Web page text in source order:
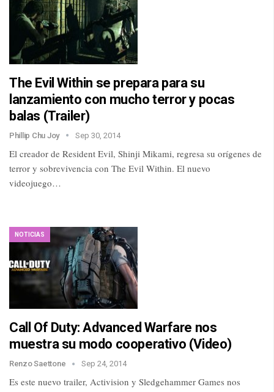
The Evil Within se prepara para su
lanzamiento con mucho terror y pocas
balas (Trailer)
Phillip Chu Joy Sep 30, 2014
El creador de Resident Evil, Shinji Mikami, regresa su orígenes de
terror y sobrevivencia con The Evil Within. El nuevo
videojuego…
NOTICIAS
Call Of Duty: Advanced Warfare nos
muestra su modo cooperativo (Video)
Renzo Saettone Sep 24, 2014
Es este nuevo trailer, Activision y Sledgehammer Games nos